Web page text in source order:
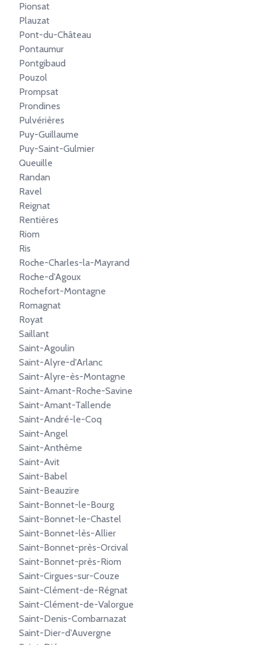
Pionsat
Plauzat
Pont-du-Château
Pontaumur
Pontgibaud
Pouzol
Prompsat
Prondines
Pulvérières
Puy-Guillaume
Puy-Saint-Gulmier
Queuille
Randan
Ravel
Reignat
Rentières
Riom
Ris
Roche-Charles-la-Mayrand
Roche-d'Agoux
Rochefort-Montagne
Romagnat
Royat
Saillant
Saint-Agoulin
Saint-Alyre-d'Arlanc
Saint-Alyre-ès-Montagne
Saint-Amant-Roche-Savine
Saint-Amant-Tallende
Saint-André-le-Coq
Saint-Angel
Saint-Anthème
Saint-Avit
Saint-Babel
Saint-Beauzire
Saint-Bonnet-le-Bourg
Saint-Bonnet-le-Chastel
Saint-Bonnet-lès-Allier
Saint-Bonnet-près-Orcival
Saint-Bonnet-près-Riom
Saint-Cirgues-sur-Couze
Saint-Clément-de-Régnat
Saint-Clément-de-Valorgue
Saint-Denis-Combarnazat
Saint-Dier-d'Auvergne